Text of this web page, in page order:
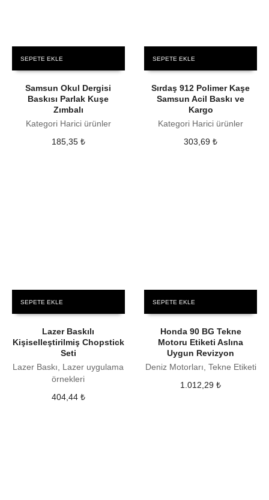
SEPETE EKLE
Samsun Okul Dergisi
Baskısı Parlak Kuşe
Zımbalı
Kategori Harici ürünler
185,35 ₺
SEPETE EKLE
Sırdaş 912 Polimer Kaşe
Samsun Acil Baskı ve
Kargo
Kategori Harici ürünler
303,69₺
SEPETE EKLE
Lazer Baskılı
Kişiselleştirilmiş Chopstick
Seti
Lazer Baskı, Lazer uygulama
örnekleri
404,44 ₺
SEPETE EKLE
Honda 90 BG Tekne
Motoru Etiketi Aslına
Uygun Revizyon
Deniz Motorları, Tekne Etiketi
1.012,29₺